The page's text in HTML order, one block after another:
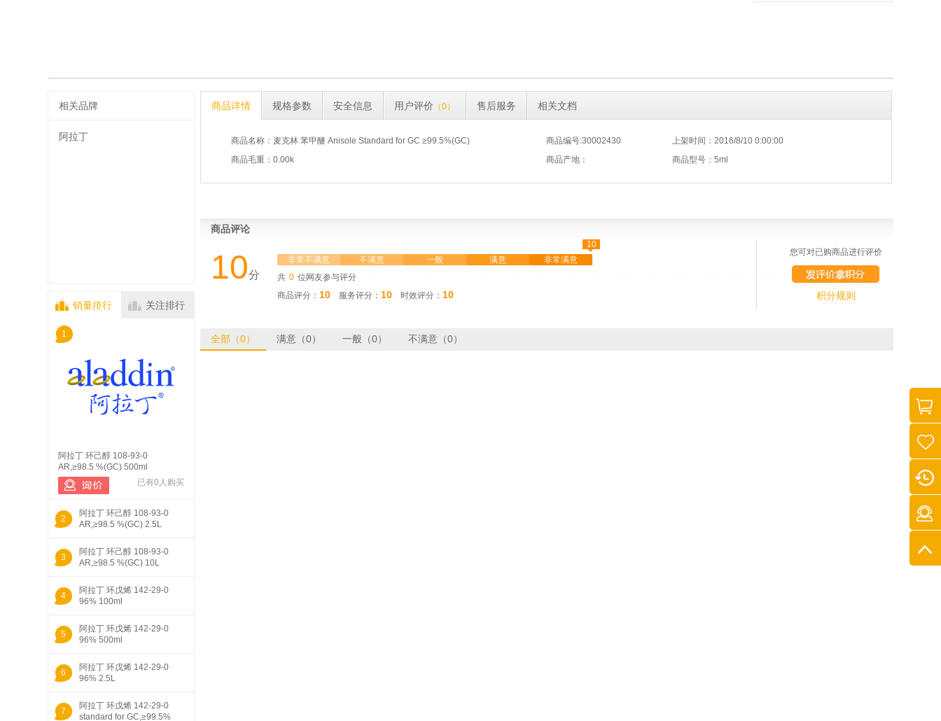
相关品牌
阿拉丁
销量排行 关注排行
1
阿拉丁 环己醇 108-93-0
AR,≥98.5 %(GC) 500ml
已有0人购买
2
阿拉丁 环己醇 108-93-0
AR,≥98.5 %(GC) 2.5L
3
阿拉丁 环己醇 108-93-0
AR,≥98.5 %(GC) 10L
4
阿拉丁 环戊烯 142-29-0
96% 100ml
5
阿拉丁 环戊烯 142-29-0
96% 500ml
6
阿拉丁 环戊烯 142-29-0
96% 2.5L
7
阿拉丁 环戊烯 142-29-0
standard for GC,≥99.5%
商品详情 规格参数 安全信息 用户评价 （0） 售后服务 相关文档
商品名称：麦克林 苯甲醚 Anisole Standard for GC ≥99.5%(GC) 商品编号:30002430
上架时间：2016/8/10 0:00:00
商品毛重：0.00k
商品产地： 商品型号：5ml
商品评论
10分
非常不满意 不满意 一般 满意 非常满意
10
◆
共 0 位网友参与评分
商品评分： 10 服务评分： 10 时效评分： 10
您可对已购商品进行评价
积分规则
全部（0） 满意（0） 一般（0） 不满意（0）